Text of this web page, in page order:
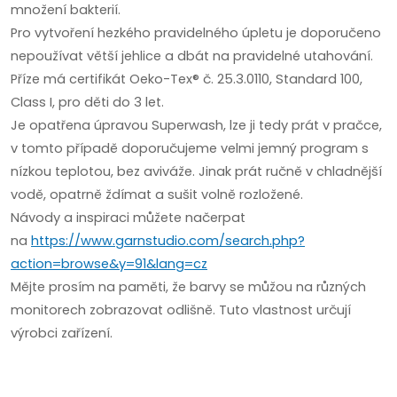
množení bakterií.
Pro vytvoření hezkého pravidelného úpletu je doporučeno
nepoužívat větší jehlice a dbát na pravidelné utahování.
Příze má certifikát Oeko-Tex® č. 25.3.0110, Standard 100,
Class I, pro děti do 3 let.
Je opatřena úpravou Superwash, lze ji tedy prát v pračce,
v tomto případě doporučujeme velmi jemný program s
nízkou teplotou, bez aviváže. Jinak prát ručně v chladnější
vodě, opatrně ždímat a sušit volně rozložené.
Návody a inspiraci můžete načerpat
na https://www.garnstudio.com/search.php?
action=browse&y=91&lang=cz
Mějte prosím na paměti, že barvy se můžou na různých
monitorech zobrazovat odlišně. Tuto vlastnost určují
výrobci zařízení.